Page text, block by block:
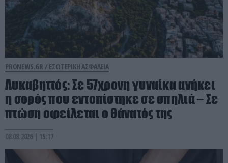
PRONEWS.GR / ΕΣΩΤΕΡΙΚΗ ΑΣΦΑΛΕΙΑ
Λυκαβηττός: Σε 57χρονη γυναίκα ανήκει
η σορός που εντοπίστηκε σε σπηλιά – Σε
πτώση οφείλεται ο θάνατός της
08.08.2026 | 15:17